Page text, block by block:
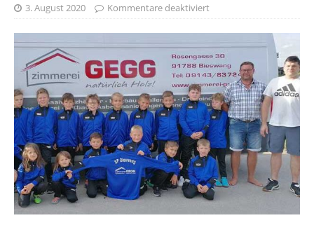
3. August 2020 Kommentare deaktiviert